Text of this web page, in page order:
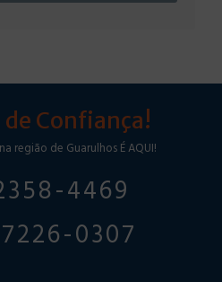
Confiança!
região de Guarulhos É AQUI!
4469
0307